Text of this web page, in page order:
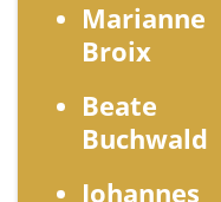
Marianne
Broix
Beate
Buchwald
Johannes